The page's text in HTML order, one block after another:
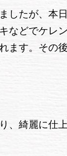
したが、本
などでケレ
ます。その
、綺麗に仕